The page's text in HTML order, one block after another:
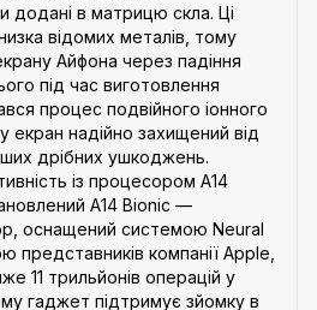
додані в матрицю скла. Ці
відомих металів, тому
Айфона через падіння
під час виготовлення
процес подвійного іонного
екран надійно захищений від
дрібних ушкоджень.
із процесором A14
A14 Bionic —
оснащений системою Neural
представників компанії Apple,
11 трильйонів операцій у
гаджет підтримує зйомку в